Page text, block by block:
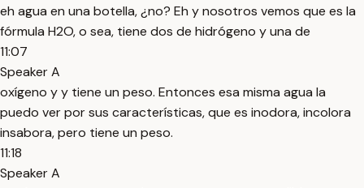
eh agua en una botella, ¿no? Eh y nosotros vemos que es la
fórmula H2O, o sea, tiene dos de hidrógeno y una de
11:07
Speaker A
oxígeno y y tiene un peso. Entonces esa misma agua la
puedo ver por sus características, que es inodora, incolora
insabora, pero tiene un peso.
11:18
Speaker A